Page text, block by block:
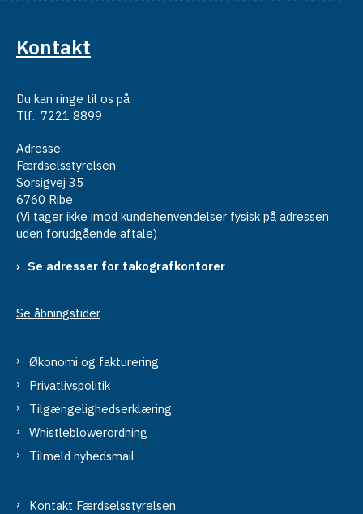
Kontakt
Du kan ringe til os på
Tlf.: 7221 8899
Adresse:
Færdselsstyrelsen
Sorsigvej 35
6760 Ribe
(Vi tager ikke imod kundehenvendelser fysisk på adressen
uden forudgående aftale)
Se adresser for takografkontorer
Se åbningstider
Økonomi og fakturering
Privatlivspolitik
Tilgængelighedserklæring
Whistleblowerordning
Tilmeld nyhedsmail
Kontakt Færdselsstyrelsen